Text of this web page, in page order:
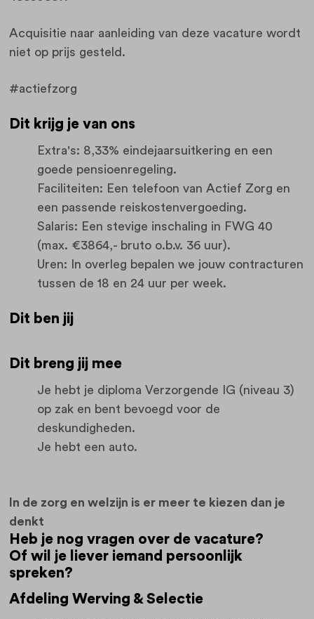
Acquisitie naar aanleiding van deze vacature wordt
niet op prijs gesteld.
#actiefzorg
Dit krijg je van ons
Extra's: 8,33% eindejaarsuitkering en een
goede pensioenregeling.
Faciliteiten: Een telefoon van Actief Zorg en
een passende reiskostenvergoeding.
Salaris: Een stevige inschaling in FWG 40
(max. €3864,- bruto o.b.v. 36 uur).
Uren: In overleg bepalen we jouw contracturen
tussen de 18 en 24 uur per week.
Dit ben jij
Dit breng jij mee
Je hebt je diploma Verzorgende IG (niveau 3)
op zak en bent bevoegd voor de
deskundigheden.
Je hebt een auto.
In de zorg en welzijn is er meer te kiezen dan je
denkt
Heb je nog vragen over de vacature?
Of wil je liever iemand persoonlijk
spreken?
Afdeling Werving & Selectie